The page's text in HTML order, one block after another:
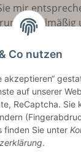
mir
regelmäßig
zu Ihrem
per E-Mail zu.
Co nutzen
akzeptieren“
auf unserer
ReCaptcha. Sie
finden Sie unter
.